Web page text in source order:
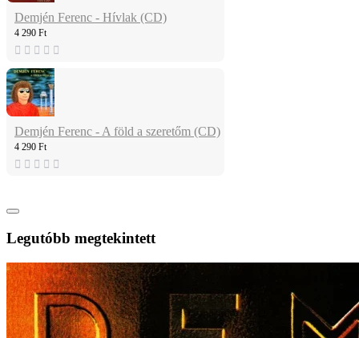
Demjén Ferenc - Hívlak (CD)
4 290 Ft
Demjén Ferenc - A föld a szeretőm (CD)
4 290 Ft
Legutóbb megtekintett